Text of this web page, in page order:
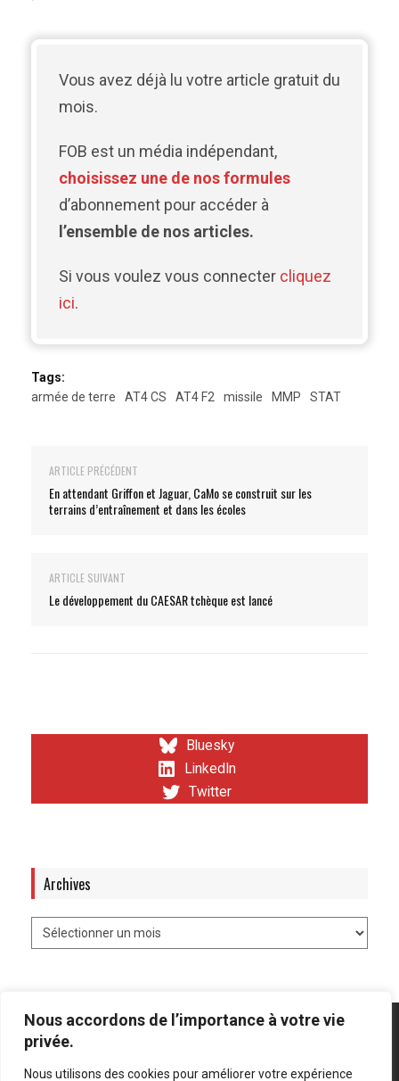
Nous accordons de l’importance à votre vie
privée.
Nous utilisons des cookies pour améliorer votre expérience
Vous avez déjà lu votre article gratuit du
mois.
FOB est un média indépendant,
choisissez une de nos formules
d’abonnement pour accéder à
l’ensemble de nos articles.
Si vous voulez vous connecter cliquez
ici.
Tags:
armée de terre
AT4 CS AT4 F2 missile MMP STAT
ARTICLE PRÉCÉDENT
En attendant Griffon et Jaguar, CaMo se construit sur les
terrains d’entraînement et dans les écoles
ARTICLE SUIVANT
Le développement du CAESAR tchèque est lancé
Bluesky
LinkedIn
Twitter
Archives